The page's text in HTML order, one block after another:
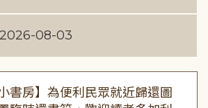
2026-08-03
書房】為便利民眾就近歸還圖